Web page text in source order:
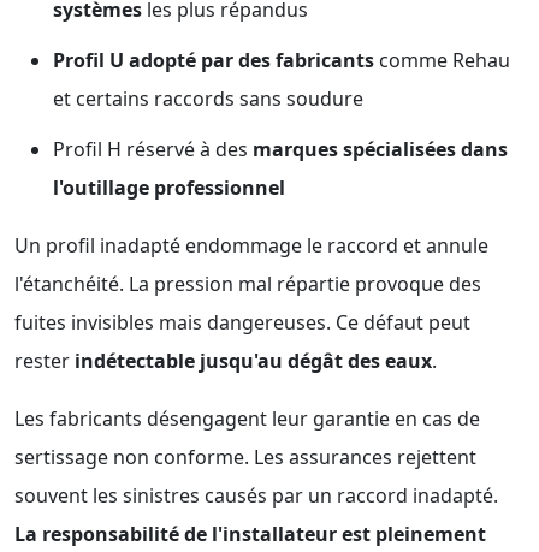
systèmes les plus répandus
Profil U adopté par des fabricants comme Rehau
et certains raccords sans soudure
Profil H réservé à des marques spécialisées dans
l'outillage professionnel
Un profil inadapté endommage le raccord et annule
l'étanchéité. La pression mal répartie provoque des
fuites invisibles mais dangereuses. Ce défaut peut
rester indétectable jusqu'au dégât des eaux.
Les fabricants désengagent leur garantie en cas de
sertissage non conforme. Les assurances rejettent
souvent les sinistres causés par un raccord inadapté.
La responsabilité de l'installateur est pleinement